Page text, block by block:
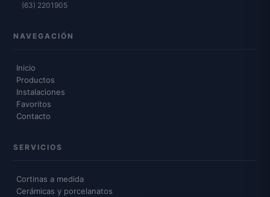
(63) 2201905
NAVEGACIÓN
Inicio
Productos
Instalaciones
Favoritos
Contacto
SERVICIOS
Cortinas a medida
Cerámicas y porcelanatos